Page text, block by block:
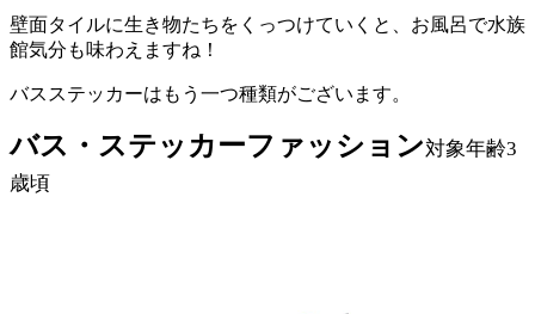
壁面タイルに生き物たちをくっつけていくと、お風呂で水族
館気分も味わえますね！
バスステッカーはもう一つ種類がございます。
バス・ステッカーファッション対象年齢3
歳頃